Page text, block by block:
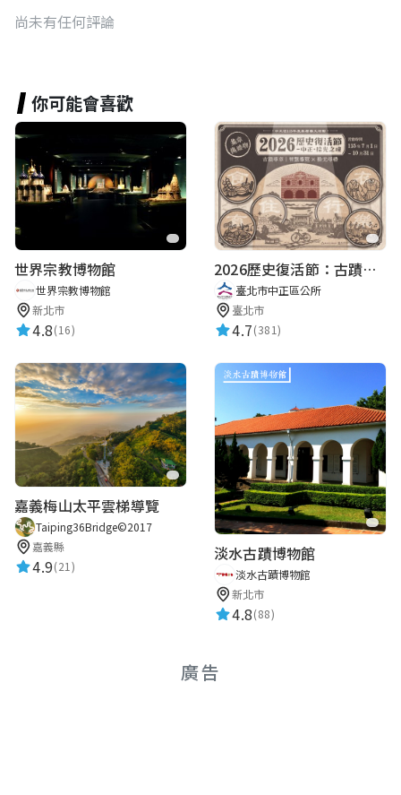
尚未有任何評論
你可能會喜歡
世界宗教博物館
世界宗教博物館
新北市
4.8(16)
2026歷史復活節：古蹟尋章 | 智慧導覽 × 拾光尋禮
臺北市中正區公所
臺北市
4.7(381)
嘉義梅山太平雲梯導覽
Taiping36Bridge©2017
嘉義縣
4.9(21)
淡水古蹟博物館
淡水古蹟博物館
新北市
4.8(88)
廣告